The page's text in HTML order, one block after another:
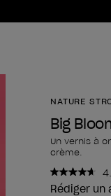
NATURE
Big
Un vernis à
crème.
Rédiger un